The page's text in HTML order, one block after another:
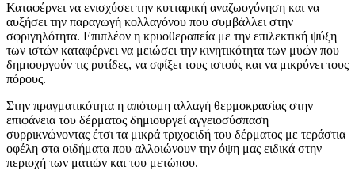
Καταφέρνει να ενισχύσει την κυτταρική αναζωογόνηση και να
αυξήσει την παραγωγή κολλαγόνου που συμβάλλει στην
σφριγηλότητα. Επιπλέον η κρυοθεραπεία με την επιλεκτική ψύξη
των ιστών καταφέρνει να μειώσει την κινητικότητα των μυών που
δημιουργούν τις ρυτίδες, να σφίξει τους ιστούς και να μικρύνει τους
πόρους.
Στην πραγματικότητα η απότομη αλλαγή θερμοκρασίας στην
επιφάνεια του δέρματος δημιουργεί αγγειοσύσπαση
συρρικνώνοντας έτσι τα μικρά τριχοειδή του δέρματος με τεράστια
οφέλη στα οιδήματα που αλλοιώνουν την όψη μας ειδικά στην
περιοχή των ματιών και του μετώπου.